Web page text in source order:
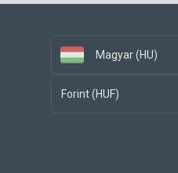
Magyar (HU)
Forint (HUF)